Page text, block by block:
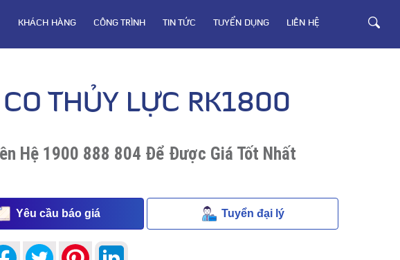
KHÁCH HÀNG CÔNG TRÌNH TIN TỨC TUYỂN DỤNG LIÊN HỆ
CO THỦY LỰC RK1800
Hệ 1900 888 804 Để Được Giá Tốt Nhất
Yêu cầu báo giá Tuyển đại lý